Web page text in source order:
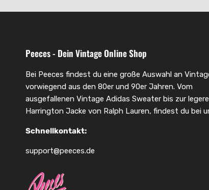
Peeces - Dein Vintage Online Shop
Bei Peeces findest du eine große Auswahl an
vorwiegend aus den 80er und 90er Jahren. Vom
ausgefallenen Vintage Adidas Sweater bis zur
Harrington Jacke von Ralph Lauren, findest du bei
Schnellkontakt:
support@peeces.de